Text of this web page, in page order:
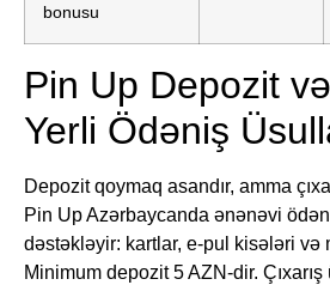
bonusu
Pin Up Depozit
Yerli Ödəniş
Depozit qoymaq asandır, amma
Pin Up Azərbaycanda ənənəvi
dəstəkləyir: kartlar, e-pul kisələri və
Minimum depozit 5 AZN-dir.